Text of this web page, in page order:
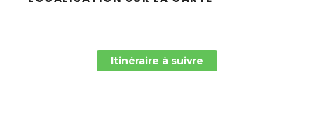
Itinéraire à suivre